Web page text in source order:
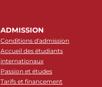
ADMISSION
Conditions d'admission
Accueil des étudiants
internationaux
Passion et études
Tarifs et financement